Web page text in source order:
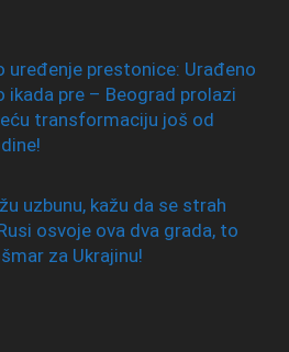
uređenje prestonice: Urađeno
ikada pre – Beograd prolazi
transformaciju još od
uzbunu, kažu da se strah
osvoje ova dva grada, to
za Ukrajinu!